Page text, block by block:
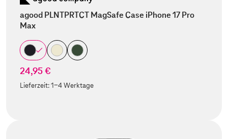
agood PLNTPRTCT MagSafe Case iPhone 17 Pro
Max
24,95 €
Lieferzeit:1-4 Werktage